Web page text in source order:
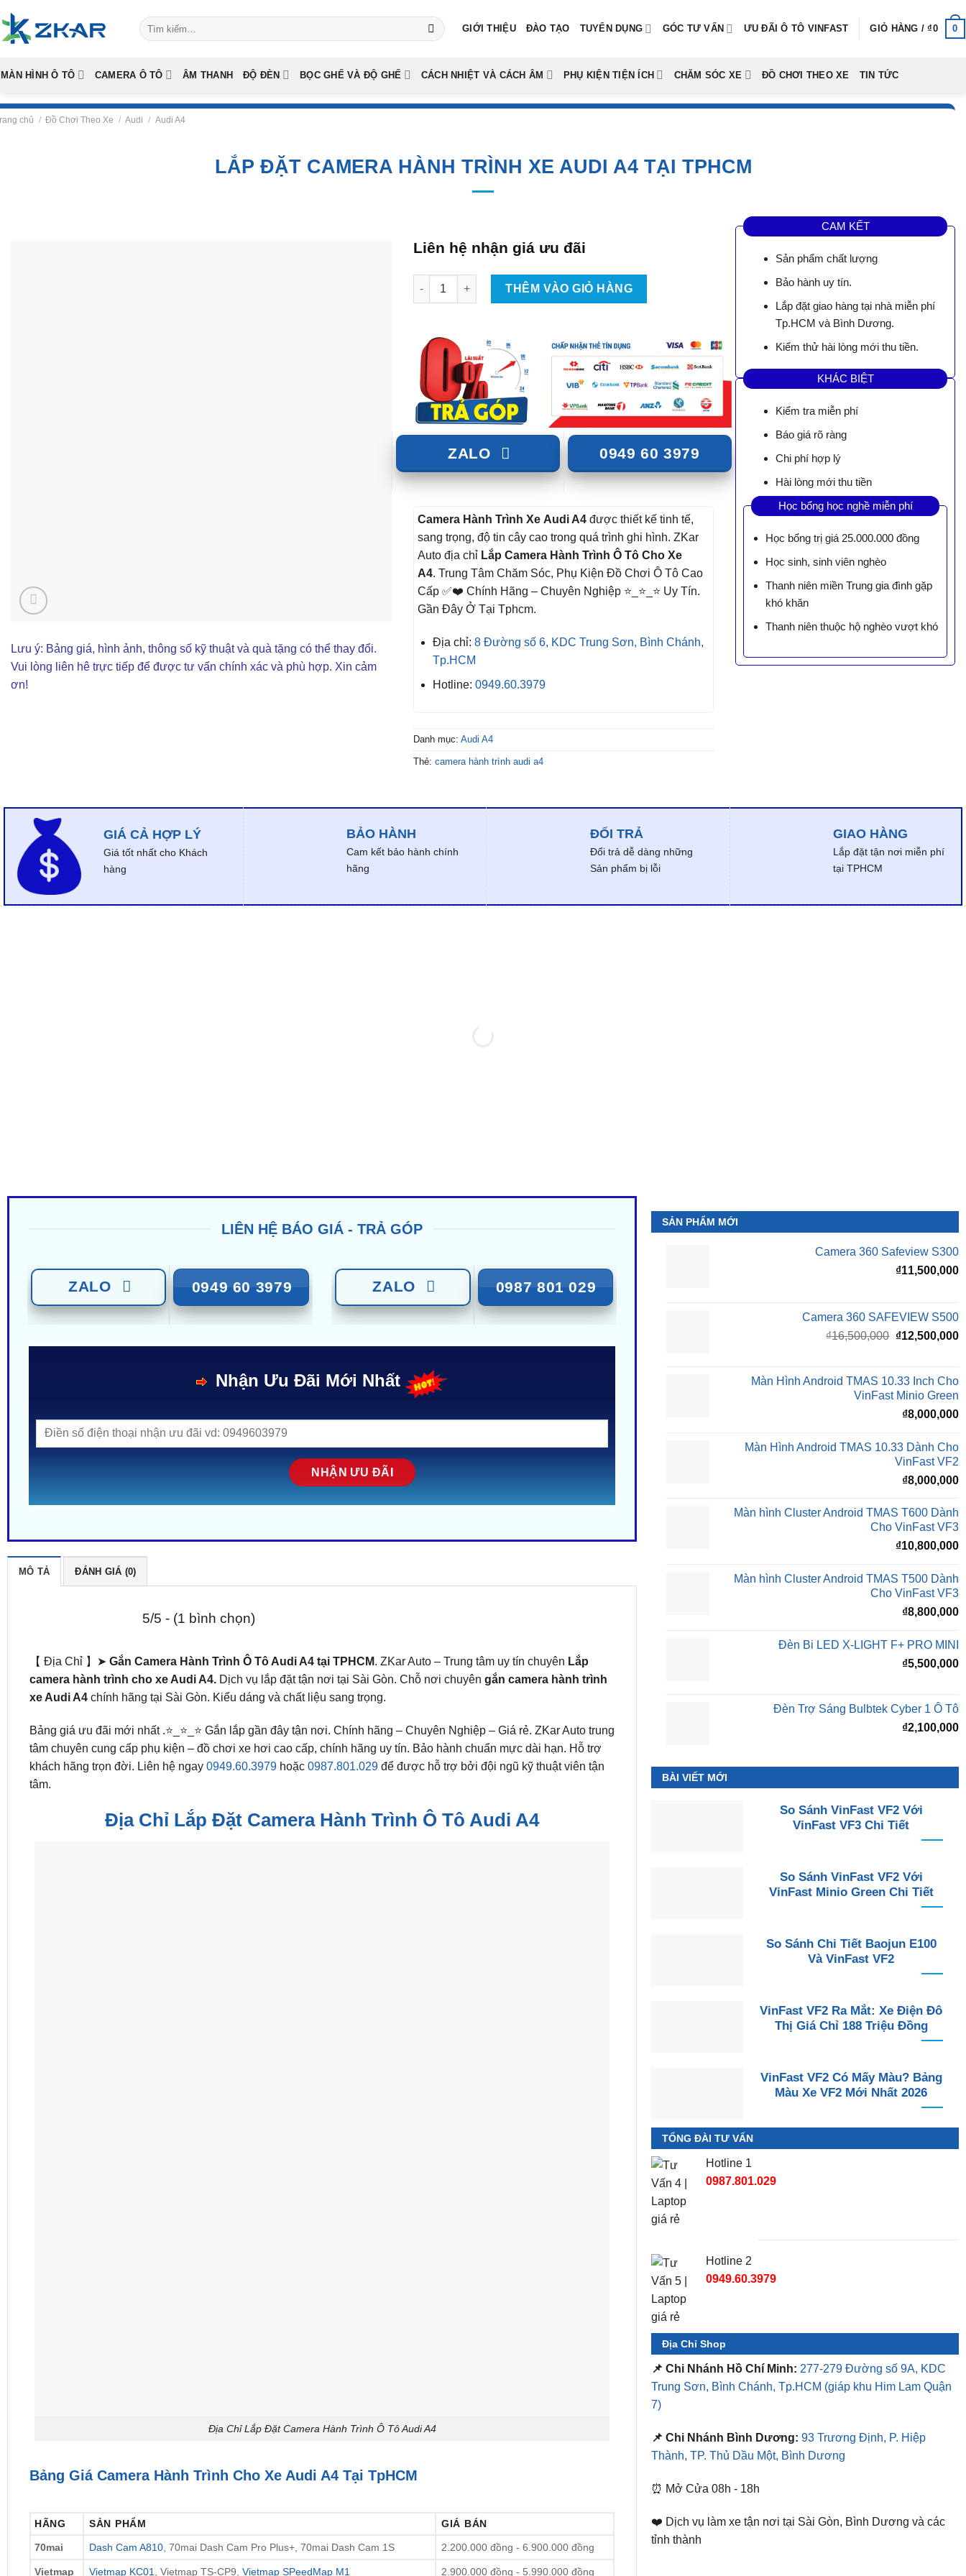
to
content
Tìm
kiếm:
GIỚI THIỆU ĐÀO TẠO TUYỂN DỤNG GÓC TƯ VẤN ƯU ĐÃI Ô TÔ VINFAST GIỎ HÀNG /₫0 0
MÀN HÌNH Ô TÔ CAMERA Ô TÔ ÂM THANH ĐỘ ĐÈN BỌC GHẾ VÀ ĐỘ GHẾ CÁCH NHIỆT VÀ CÁCH ÂM PHỤ KIỆN TIỆN ÍCH CHĂM SÓC XE ĐỒ CHƠI THEO XE TIN TỨC
chủ / Đồ Chơi Theo Xe / Audi / Audi A4
LẮP ĐẶT CAMERA HÀNH TRÌNH XE AUDI A4 TẠI TPHCM
Lưu ý: Bảng giá, hình ảnh, thông số kỹ thuật và quà tặng có thể thay đổi.
Vui lòng liên hê trực tiếp để được tư vấn chính xác và phù hợp. Xin cảm
ơn!
Liên hệ nhận giá ưu đãi
Lắp Đặt Camera Hành Trình Xe Audi A4 Tại TpHCM số lượng
THÊM VÀO GIỎ HÀNG
ZALO 0949 60 3979
Camera Hành Trình Xe Audi A4 được thiết kế tinh tế,
sang trọng, độ tin cây cao trong quá trình ghi hình. ZKar
Auto địa chỉ Lắp Camera Hành Trình Ô Tô Cho Xe
A4. Trung Tâm Chăm Sóc, Phụ Kiện Đồ Chơi Ô Tô Cao
Cấp ✅❤️ Chính Hãng – Chuyên Nghiệp ⭐_⭐_⭐ Uy Tín.
Gần Đây Ở Tại Tphcm.
Địa chỉ: 8 Đường số 6, KDC Trung Sơn, Bình Chánh,
Tp.HCM
Hotline: 0949.60.3979
Danh mục: Audi A4
Thẻ: camera hành trình audi a4
CAM KẾT
Sản phẩm chất lượng
Bảo hành uy tín.
Lắp đặt giao hàng tại nhà miễn phí
Tp.HCM và Bình Dương.
Kiểm thử hài lòng mới thu tiền.
KHÁC BIỆT
Kiểm tra miễn phí
Báo giá rõ ràng
Chi phí hợp lý
Hài lòng mới thu tiền
Học bổng học nghề miễn phí
Học bổng trị giá 25.000.000 đồng
Học sinh, sinh viên nghèo
Thanh niên miền Trung gia đình gặp
khó khăn
Thanh niên thuộc hộ nghèo vượt khó
GIÁ CẢ HỢP LÝ
Giá tốt nhất cho Khách
hàng
BẢO HÀNH
Cam kết bảo hành chính
hãng
ĐỔI TRẢ
Đổi trả dễ dàng những
Sản phẩm bị lỗi
GIAO HÀNG
Lắp đặt tận nơi miễn phí
tại TPHCM
LIÊN HỆ BÁO GIÁ - TRẢ GÓP
ZALO 0949 60 3979 ZALO 0987 801 029
Nhận Ưu Đãi Mới Nhất
MÔ TẢ ĐÁNH GIÁ (0)
5/5 - (1 bình chọn)
【 Địa Chỉ 】➤ Gắn Camera Hành Trình Ô Tô Audi A4 tại TPHCM. ZKar Auto – Trung tâm uy tín chuyên Lắp
camera hành trình cho xe Audi A4.Dịch vụ lắp đặt tận nơi tại Sài Gòn. Chỗ nơi chuyên gắn camera hành trình
xe Audi A4chính hãng tại Sài Gòn. Kiểu dáng và chất liệu sang trọng.
Bảng giá ưu đãi mới nhất .⭐_⭐_⭐ Gắn lắp gần đây tận nơi. Chính hãng – Chuyên Nghiệp – Giá rẻ. ZKar Auto trung
tâm chuyên cung cấp phụ kiện – đồ chơi xe hơi cao cấp, chính hãng uy tín. Bảo hành chuẩn mực dài hạn. Hỗ trợ
khách hãng trọn đời. Liên hệ ngay 0949.60.3979hoặc 0987.801.029để được hỗ trợ bởi đội ngũ kỹ thuật viên tận
tâm.
Địa Chỉ Lắp Đặt Camera Hành Trình Ô Tô Audi A4
Địa Chỉ Lắp Đặt Camera Hành Trình Ô Tô Audi A4
Bảng Giá Camera Hành Trình Cho Xe Audi A4 Tại TpHCM
HÃNG SẢN PHẨM GIÁ BÁN
70mai Dash Cam A810, 70mai Dash Cam Pro Plus+, 70mai Dash Cam 1S 2.200.000 đồng - 6.900.000 đồng
Vietmap Vietmap KC01, Vietmap TS-CP9, Vietmap SPeedMap M1 2.900.000 đồng - 5.990.000 đồng
SẢN PHẨM MỚI
Camera 360 Safeview S300
₫11,500,000
Camera 360 SAFEVIEW S500
₫16,500,000 Giá
₫16,500,000.
₫12,500,000
Màn Hình Android TMAS 10.33 Inch Cho
VinFast Minio Green
₫8,000,000
Màn Hình Android TMAS 10.33 Dành Cho
VinFast VF2
₫8,000,000
Màn hình Cluster Android TMAS T600 Dành
Cho VinFast VF3
₫10,800,000
Màn hình Cluster Android TMAS T500 Dành
Cho VinFast VF3
₫8,800,000
Đèn Bi LED X-LIGHT F+ PRO MINI
₫5,500,000
Đèn Trợ Sáng Bulbtek Cyber 1 Ô Tô
₫2,100,000
BÀI VIẾT MỚI
So Sánh VinFast VF2 Với
VinFast VF3 Chi Tiết
So Sánh VinFast VF2 Với
VinFast Minio Green Chi Tiết
So Sánh Chi Tiết Baojun E100
Và VinFast VF2
VinFast VF2 Ra Mắt: Xe Điện Đô
Thị Giá Chỉ 188 Triệu Đồng
VinFast VF2 Có Mấy Màu? Bảng
Màu Xe VF2 Mới Nhất 2026
TỔNG ĐÀI TƯ VẤN
Hotline 1
0987.801.029
Hotline 2
0949.60.3979
Địa Chỉ Shop
📌 Chi Nhánh Hồ Chí Minh: 277-279 Đường số 9A, KDC
Trung Sơn, Bình Chánh, Tp.HCM (giáp khu Him Lam Quận
7)
📌 Chi Nhánh Bình Dương: 93 Trương Định, P. Hiệp
Thành, TP. Thủ Dầu Một, Bình Dương
⏰ Mở Cửa 08h - 18h
❤️ Dịch vụ làm xe tận nơi tại Sài Gòn, Bình Dương và các
tỉnh thành